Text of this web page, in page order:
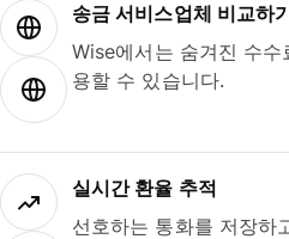
송금 서비스업체 비교하
Wise에서는 숨겨진 수수
용할 수 있습니다.
실시간 환율 추적
선호하는 통화를 저장하